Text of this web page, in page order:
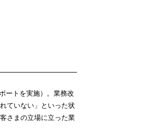
ートを実施）。業務改
ていない」といった状
さまの立場に立った業